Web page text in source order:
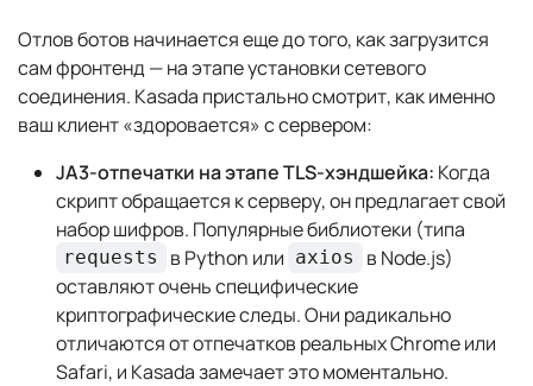
Отлов ботов начинается еще до того, как загрузится
сам фронтенд — на этапе установки сетевого
соединения. Kasada пристально смотрит, как именно
ваш клиент «здоровается» с сервером:
JA3-отпечатки на этапе TLS-хэндшейка: Когда
скрипт обращается к серверу, он предлагает свой
набор шифров. Популярные библиотеки (типа
requests в Python или axios
в Node.js)
оставляют очень специфические
криптографические следы. Они радикально
отличаются от отпечатков реальных Chrome или
Safari, и Kasada замечает это моментально.